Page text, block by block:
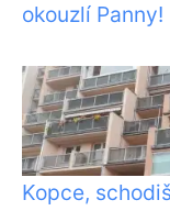
okouzlí Panny!
Kopce,